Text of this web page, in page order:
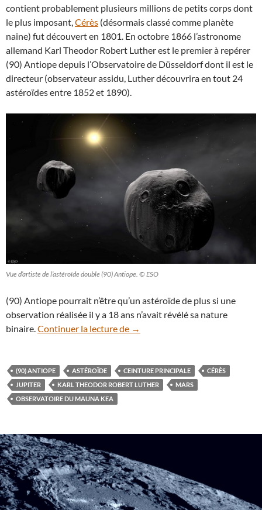
contient probablement plusieurs millions de petits corps dont
le plus imposant,Cérès (désormais classé comme planète
naine) fut découvert en 1801. En octobre 1866 l’astronome
allemand Karl Theodor Robert Luther est le premier à repérer
(90) Antiope depuis l’Observatoire de Düsseldorf dont il est le
directeur (observateur assidu, Luther découvrira en tout 24
astéroïdes entre 1852 et 1890).
Vue d’artiste de l’astéroïde double (90) Antiope. © ESO
(90) Antiope pourrait n’être qu’un astéroïde de plus si une
observation réalisée il y a 18 ans n’avait révélé sa nature
binaire. Continuer la lecture de Portrait de (90) Antiope, un
→
(90) ANTIOPE ASTÉROÏDE CEINTURE PRINCIPALE
CÉRÈS
JUPITER
KARL THEODOR ROBERT LUTHER
MARS
OBSERVATOIRE DU MAUNA KEA